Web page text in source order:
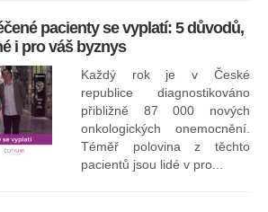
pacienty se vyplatí: 5 důvodů,
i pro váš byznys
Každý rok je v České
republice diagnostikováno
přibližně 87 000 nových
onkologických onemocnění.
Téměř polovina z těchto
pacientů jsou lidé v pro...